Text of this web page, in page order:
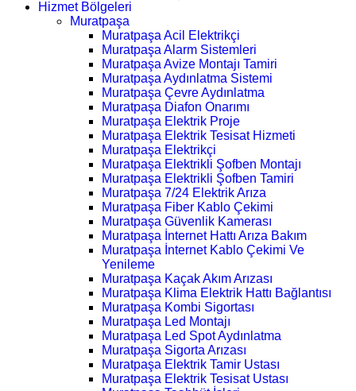
Hizmet Bölgeleri
Muratpaşa
Muratpaşa Acil Elektrikçi
Muratpaşa Alarm Sistemleri
Muratpaşa Avize Montajı Tamiri
Muratpaşa Aydınlatma Sistemi
Muratpaşa Çevre Aydınlatma
Muratpaşa Diafon Onarımı
Muratpaşa Elektrik Proje
Muratpaşa Elektrik Tesisat Hizmeti
Muratpaşa Elektrikçi
Muratpaşa Elektrikli Şofben Montajı
Muratpaşa Elektrikli Şofben Tamiri
Muratpaşa 7/24 Elektrik Arıza
Muratpaşa Fiber Kablo Çekimi
Muratpaşa Güvenlik Kamerası
Muratpaşa İnternet Hattı Arıza Bakım
Muratpaşa İnternet Kablo Çekimi Ve
Yenileme
Muratpaşa Kaçak Akım Arızası
Muratpaşa Klima Elektrik Hattı Bağlantısı
Muratpaşa Kombi Sigortası
Muratpaşa Led Montajı
Muratpaşa Led Spot Aydınlatma
Muratpaşa Sigorta Arızası
Muratpaşa Elektrik Tamir Ustası
Muratpaşa Elektrik Tesisat Ustası